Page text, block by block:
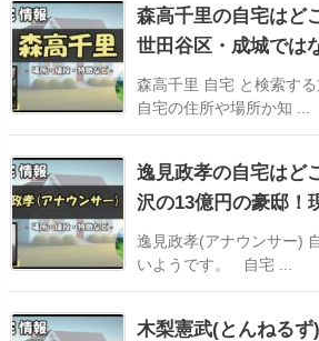
森高千里の自宅はど
世田谷区・成城では
森高千里 自宅 と検索す
自宅の住所や場所か知 ...
逸見政孝の自宅はど
沢の13億円の豪邸！
逸見政孝(アナウンサー)
いようです。 自宅 ...
木梨憲武(とんねる